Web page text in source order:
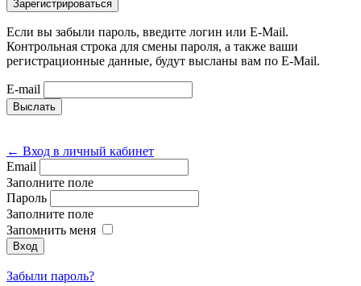
Если вы забыли пароль, введите логин или E-Mail.
Контрольная строка для смены пароля, а также ваши
регистрационные данные, будут высланы вам по E-Mail.
E-mail
← Вход в личный кабинет
Email
Заполните поле
Пароль
Заполните поле
Запомнить меня
Забыли пароль?